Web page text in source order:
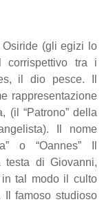
Osiride (gli egizi lo
corrispettivo tra i
il dio pesce. Il
rappresentazione
(il “Patrono” della
Il nome
o “Oannes” Il
testa di Giovanni,
in tal modo il culto
famoso studioso